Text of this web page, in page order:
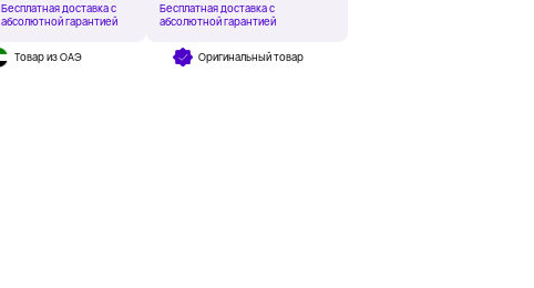
Бесплатная доставка с
абсолютной гарантией
Бесплатная доставка с
абсолютной гарантией
Товар из ОАЭ Оригинальный товар